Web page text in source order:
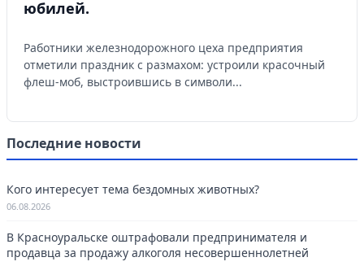
юбилей.
Работники железнодорожного цеха предприятия
отметили праздник с размахом: устроили красочный
флеш-моб, выстроившись в символи...
Последние новости
Кого интересует тема бездомных животных?
06.08.2026
В Красноуральске оштрафовали предпринимателя и
продавца за продажу алкоголя несовершеннолетней